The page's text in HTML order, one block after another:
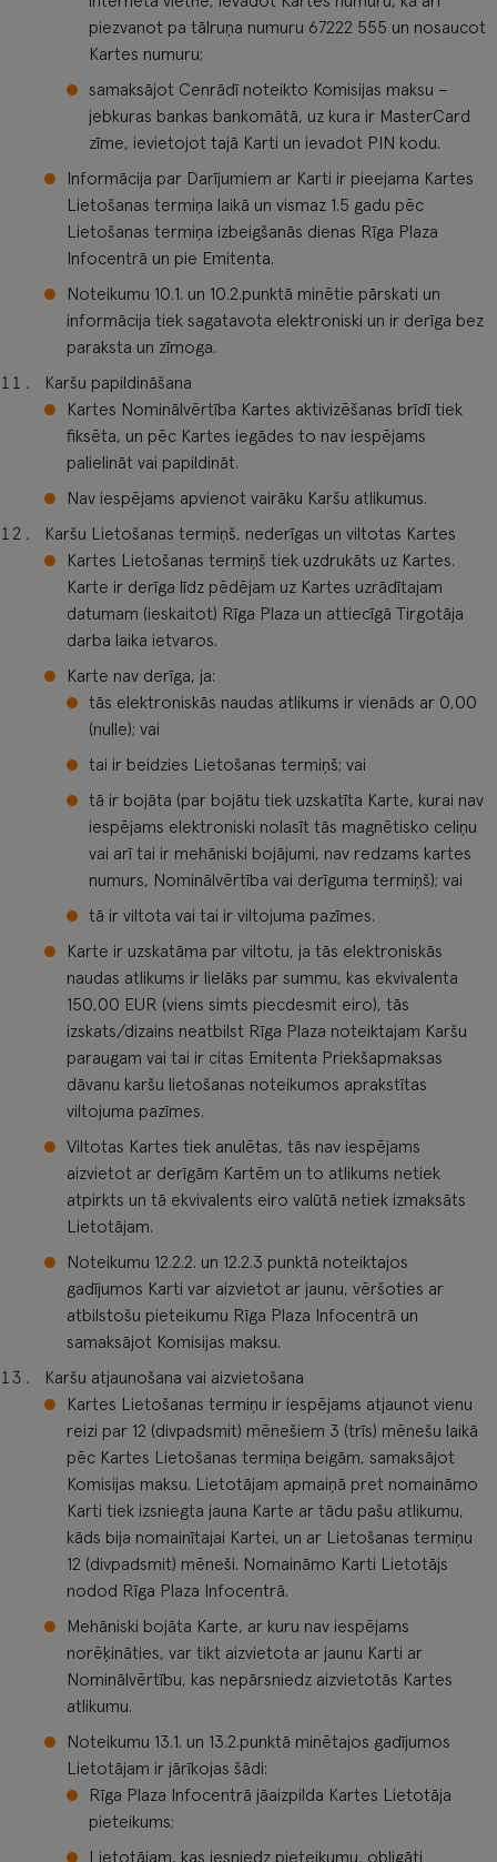
piezvanot pa tālruņa numuru 67222 555 un nosaucot
Kartes numuru;
samaksājot Cenrādī noteikto Komisijas maksu –
jebkuras bankas bankomātā, uz kura ir MasterCard
zīme, ievietojot tajā Karti un ievadot PIN kodu.
Informācija par Darījumiem ar Karti ir pieejama Kartes
Lietošanas termiņa laikā un vismaz 1.5 gadu pēc
Lietošanas termiņa izbeigšanās dienas Rīga Plaza
Infocentrā un pie Emitenta.
Noteikumu 10.1. un 10.2.punktā minētie pārskati un
informācija tiek sagatavota elektroniski un ir derīga bez
paraksta un zīmoga.
Karšu papildināšana
Kartes Nominālvērtība Kartes aktivizēšanas brīdī tiek
fiksēta, un pēc Kartes iegādes to nav iespējams
palielināt vai papildināt.
Nav iespējams apvienot vairāku Karšu atlikumus.
Karšu Lietošanas termiņš, nederīgas un viltotas Kartes
Kartes Lietošanas termiņš tiek uzdrukāts uz Kartes.
Karte ir derīga līdz pēdējam uz Kartes uzrādītajam
datumam (ieskaitot) Rīga Plaza un attiecīgā Tirgotāja
darba laika ietvaros.
Karte nav derīga, ja:
tās elektroniskās naudas atlikums ir vienāds ar 0,00
(nulle); vai
tai ir beidzies Lietošanas termiņš; vai
tā ir bojāta (par bojātu tiek uzskatīta Karte, kurai nav
iespējams elektroniski nolasīt tās magnētisko celiņu
vai arī tai ir mehāniski bojājumi, nav redzams kartes
numurs, Nominālvērtība vai derīguma termiņš); vai
tā ir viltota vai tai ir viltojuma pazīmes.
Karte ir uzskatāma par viltotu, ja tās elektroniskās
naudas atlikums ir lielāks par summu, kas ekvivalenta
150,00 EUR (viens simts piecdesmit eiro), tās
izskats/dizains neatbilst Rīga Plaza noteiktajam Karšu
paraugam vai tai ir citas Emitenta Priekšapmaksas
dāvanu karšu lietošanas noteikumos aprakstītas
viltojuma pazīmes.
Viltotas Kartes tiek anulētas, tās nav iespējams
aizvietot ar derīgām Kartēm un to atlikums netiek
atpirkts un tā ekvivalents eiro valūtā netiek izmaksāts
Lietotājam.
Noteikumu 12.2.2. un 12.2.3 punktā noteiktajos
gadījumos Karti var aizvietot ar jaunu, vēršoties ar
atbilstošu pieteikumu Rīga Plaza Infocentrā un
samaksājot Komisijas maksu.
Karšu atjaunošana vai aizvietošana
Kartes Lietošanas termiņu ir iespējams atjaunot vienu
reizi par 12 (divpadsmit) mēnešiem 3 (trīs) mēnešu laikā
pēc Kartes Lietošanas termiņa beigām, samaksājot
Komisijas maksu. Lietotājam apmaiņā pret nomaināmo
Karti tiek izsniegta jauna Karte ar tādu pašu atlikumu,
kāds bija nomainītajai Kartei, un ar Lietošanas termiņu
12 (divpadsmit) mēneši. Nomaināmo Karti Lietotājs
nodod Rīga Plaza Infocentrā.
Mehāniski bojāta Karte, ar kuru nav iespējams
norēķināties, var tikt aizvietota ar jaunu Karti ar
Nominālvērtību, kas nepārsniedz aizvietotās Kartes
atlikumu.
Noteikumu 13.1. un 13.2.punktā minētajos gadījumos
Lietotājam ir jārīkojas šādi:
Rīga Plaza Infocentrā jāaizpilda Kartes Lietotāja
pieteikums;
Lietotājam, kas iesniedz pieteikumu, obligāti